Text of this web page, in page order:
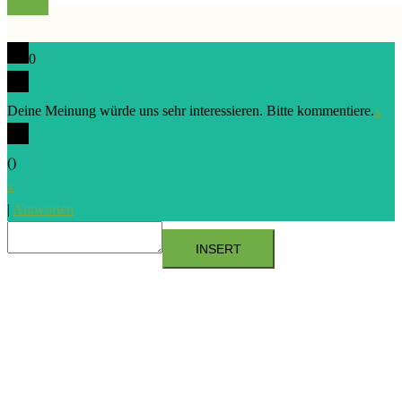
0
Deine Meinung würde uns sehr interessieren. Bitte kommentiere.x
()
x
| Antworten
INSERT